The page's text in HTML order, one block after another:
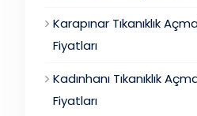
Karapınar Tıkanıklık
Fiyatları
Kadınhanı Tıkanıklık
Fiyatları